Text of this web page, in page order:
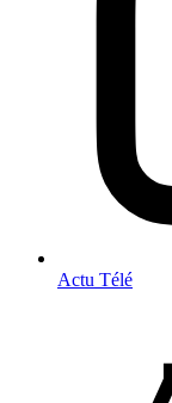
Actu Télé